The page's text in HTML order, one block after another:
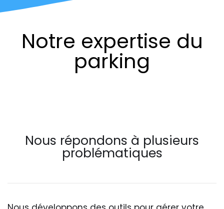
Notre expertise du
parking
Nous répondons à plusieurs
problématiques